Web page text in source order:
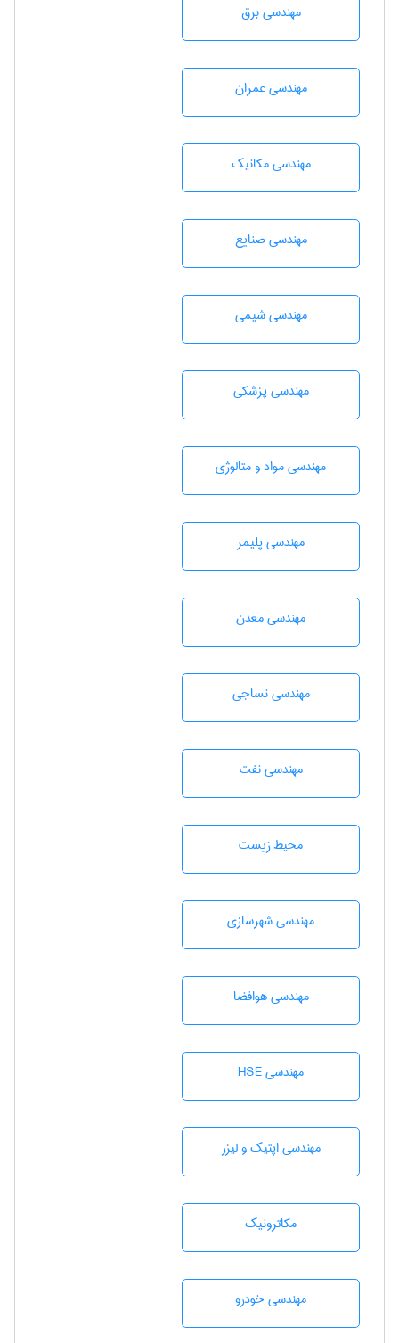
مهندسی برق
مهندسی عمران
مهندسی مکانیک
مهندسی صنايع
مهندسي شيمی
مهندسی پزشکی
مهندسی مواد و متالوژی
مهندسی پليمر
مهندسی معدن
مهندسي نساجی
مهندسی نفت
محيط زيست
مهندسی شهرسازی
مهندسی هوافضا
مهندسی HSE
مهندسی اپتیک و لیزر
مکاترونیک
مهندسی خودرو